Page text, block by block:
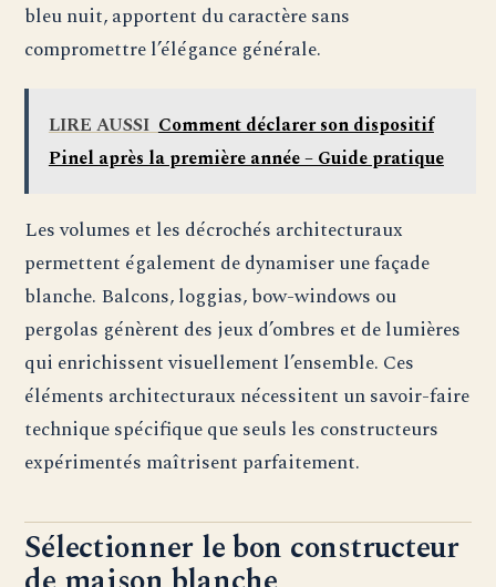
bleu nuit, apportent du caractère sans
compromettre l’élégance générale.
LIRE AUSSI Comment déclarer son dispositif
Pinel après la première année – Guide pratique
Les volumes et les décrochés architecturaux
permettent également de dynamiser une façade
blanche. Balcons, loggias, bow-windows ou
pergolas génèrent des jeux d’ombres et de lumières
qui enrichissent visuellement l’ensemble. Ces
éléments architecturaux nécessitent un savoir-faire
technique spécifique que seuls les constructeurs
expérimentés maîtrisent parfaitement.
Sélectionner le bon constructeur